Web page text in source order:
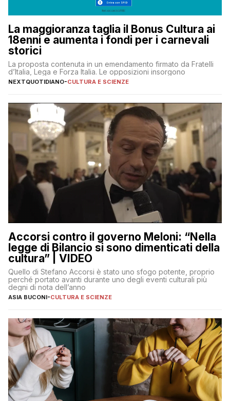
La maggioranza taglia il Bonus Cultura ai
18enni e aumenta i fondi per i carnevali
storici
La proposta contenuta in un emendamento firmato da Fratelli
d’Italia, Lega e Forza Italia. Le opposizioni insorgono
NEXTQUOTIDIANO-CULTURA E SCIENZE
Accorsi contro il governo Meloni: “Nella
legge di Bilancio si sono dimenticati della
cultura” | VIDEO
Quello di Stefano Accorsi è stato uno sfogo potente, proprio
perché portato avanti durante uno degli eventi culturali più
degni di nota dell’anno
ASIA BUCONI-CULTURA E SCIENZE